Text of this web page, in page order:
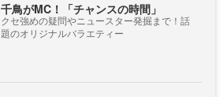
千鳥がMC！「チャンスの時間」
クセ強めの疑問やニュースター発掘まで！話
題のオリジナルバラエティー